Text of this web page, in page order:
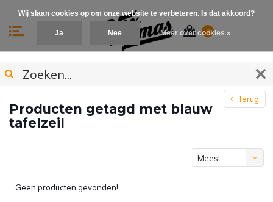
0
Terug
Producten getagd met blauw
tafelzeil
Meest
Geen producten gevonden!...
Wij slaan cookies op om onze website te verbeteren. Is dat akkoord?
Ja Nee Meer over cookies »